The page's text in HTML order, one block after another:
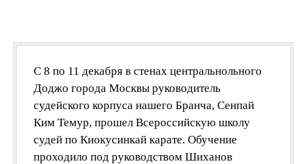
С 8 по 11 декабря в стенах центральнольного
Доджо города Москвы руководитель
судейского корпуса нашего Бранча, Сенпай
Ким Темур, прошел Всероссийскую школу
судей по Киокусинкай карате. Обучение
проходило под руководством Шиханов